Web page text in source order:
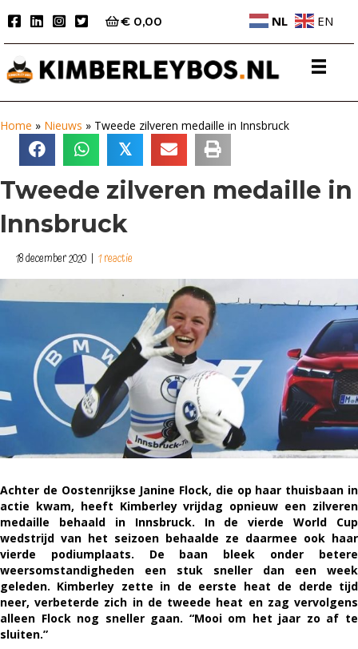
€ 0,00 NL EN
Home » Nieuws » Tweede zilveren medaille in Innsbruck
𝕏
Tweede zilveren medaille in
Innsbruck
18 december 2020 | 1 reactie
Achter de Oostenrijkse Janine Flock, die op haar thuisbaan in
actie kwam, heeft Kimberley vrijdag opnieuw een zilveren
medaille behaald in Innsbruck. In de vierde World Cup
wedstrijd van het seizoen behaalde ze daarmee ook haar
vierde podiumplaats. De baan bleek onder betere
weersomstandigheden een stuk sneller dan een week
geleden. Kimberley zette in de eerste heat de derde tijd
neer, verbeterde zich in de tweede heat en zag vervolgens
alleen Flock nog sneller gaan. “Mooi om het jaar zo af te
sluiten.”